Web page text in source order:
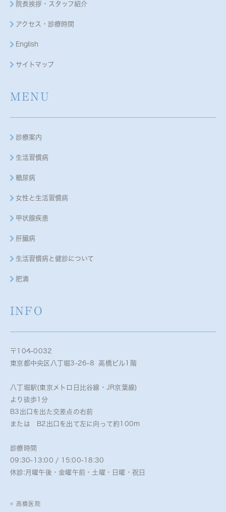
院長挨拶・スタッフ紹介
アクセス・診療時間
English
サイトマップ
MENU
診療案内
生活習慣病
糖尿病
女性と生活習慣病
甲状腺疾患
肝臓病
生活習慣病と健診について
肥満
INFO
〒104-0032
東京都中央区八丁堀3-26-8 高橋ビル1階
八丁堀駅(東京メトロ日比谷線・JR京葉線)
より徒歩1分
B3出口を出た交差点の右前
または B2出口を出て左に向って約100m
診療時間
09:30-13:00 / 15:00-18:30
休診:月曜午後・金曜午前・土曜・日曜・祝日
© 高橋医院